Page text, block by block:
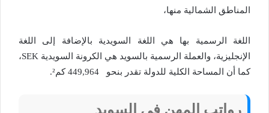
المناطق الشمالية منها،
اللغة الرسمية بها هي اللغة السويدية بالإضافة إلى اللغة
الإنجليزية، والعملة الرسمية بالسويد هي الكرونة السويدية SEK،
كما أن المساحة الكلية للدولة تقدر بنحو 449,964 كم².
رواتب المهن في السويد